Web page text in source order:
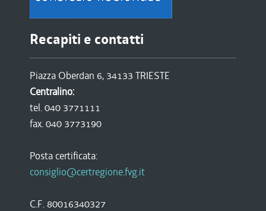
Recapiti e contatti
Piazza Oberdan 6, 34133 TRIESTE
Centralino:
tel. 040 3771111
fax. 040 3773190
Posta certificata:
consiglio@certregione.fvg.it
C.F. 80016340327